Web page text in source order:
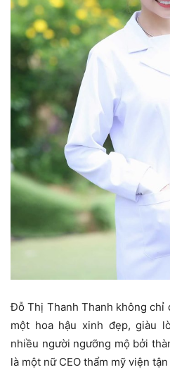
Đỗ Thị Thanh Thanh không chỉ
một hoa hậu xinh đẹp, giàu
nhiều người ngưỡng mộ bởi
là một nữ CEO thẩm mỹ viện tận